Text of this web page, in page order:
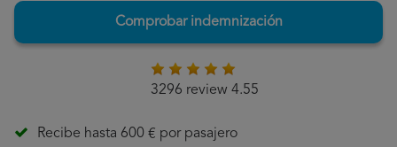
Comprobar indemnización
3296 review 4.55
Recibe hasta 600 € por pasajero